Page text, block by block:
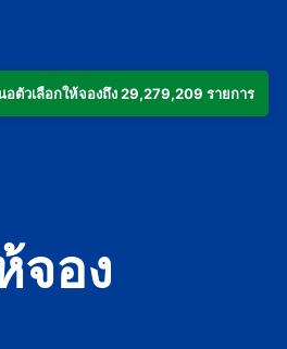
ตัวเลือกให้จองถึง 29,279,209 รายการ
จอง